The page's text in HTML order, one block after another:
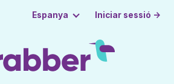
Espanya Iniciar sessió →